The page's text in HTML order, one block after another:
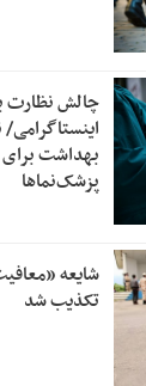
چالش نظارت
بهداشت برای
پزشک‌نماها
شایعه
تکذیب شد